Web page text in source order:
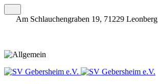
Am Schlauchengraben 19, 71229 Leonberg